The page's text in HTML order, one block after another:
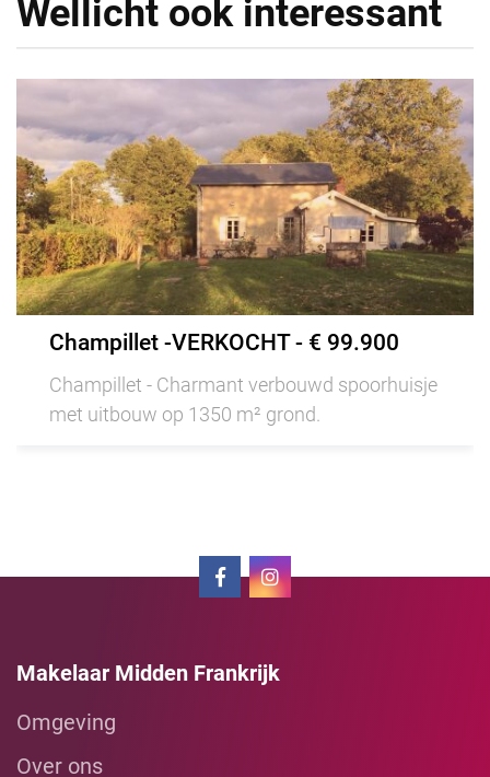
Wellicht ook interessant
Champillet -VERKOCHT - € 99.900
Champillet - Charmant verbouwd spoorhuisje
met uitbouw op 1350 m² grond.
Makelaar Midden Frankrijk
Omgeving
Over ons